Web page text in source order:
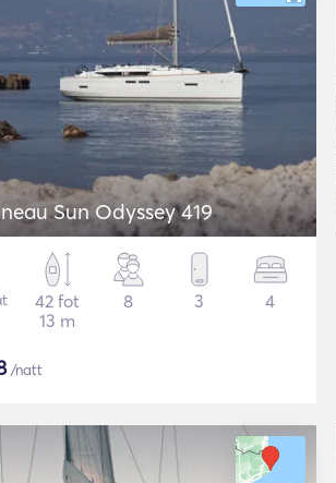
Sun Odyssey 419
42 fot
13 m
8 3 4
/natt